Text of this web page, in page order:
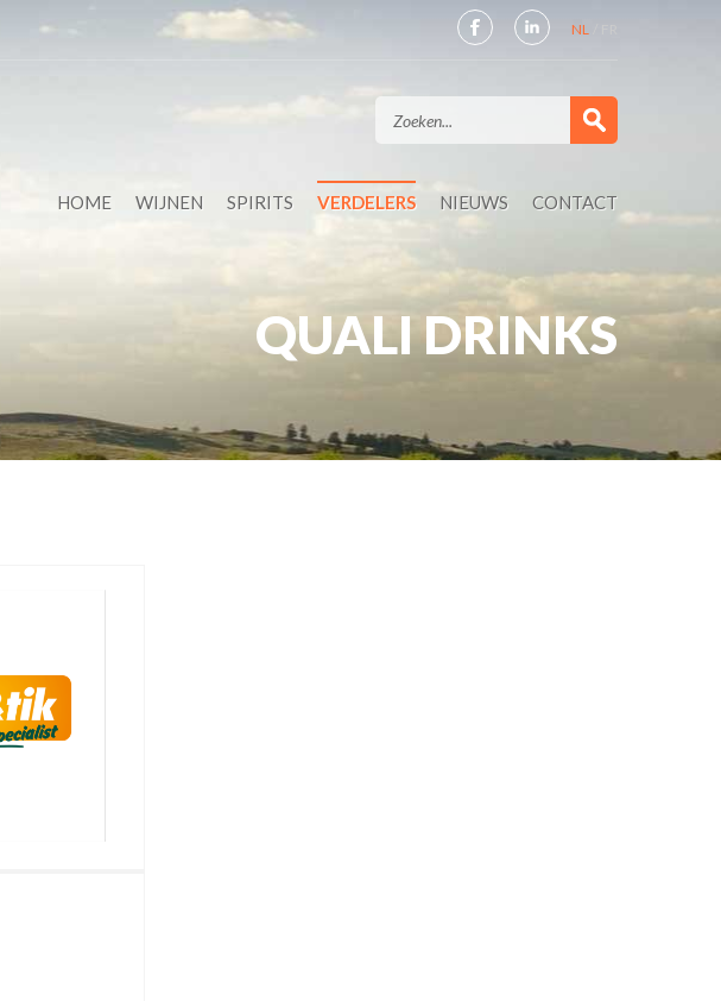
NL
HOME WIJNEN SPIRITS VERDELERS NIEUWS CONTACT
QUALI DRINKS